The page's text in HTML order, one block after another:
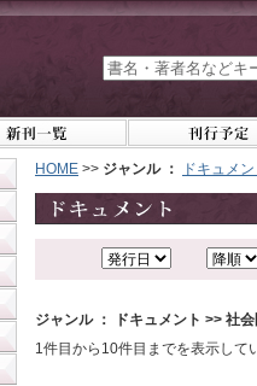
HOME >> ジャンル ： ドキュメ
ジャンル ： ドキュメント >> 社
1件目から10件目までを表示して